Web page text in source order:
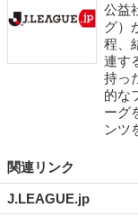
公益
グ）
程、
連す
持っ
的な
ーグ
ンツ
関連リンク
J.LEAGUE.jp